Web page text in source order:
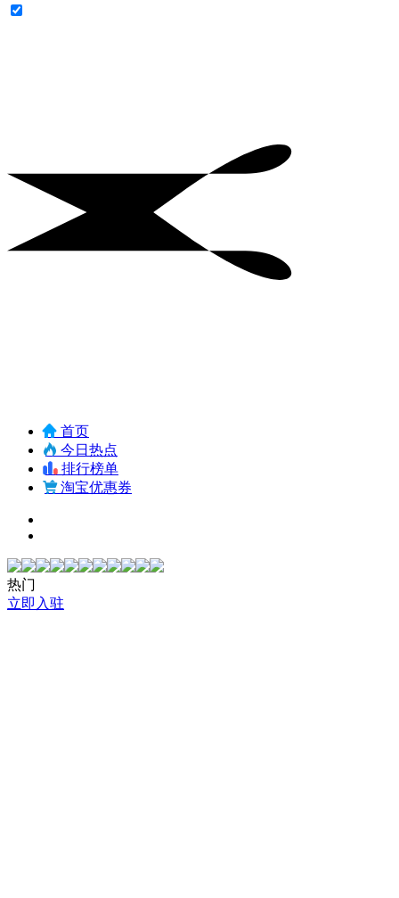
首页
今日热点
排行榜单
淘宝优惠券
热门
立即入驻